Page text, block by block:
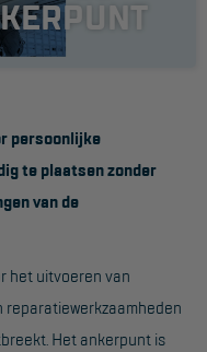
persoonlijke
te plaatsen zonder
van de
het uitvoeren van
Het ankerpunt is